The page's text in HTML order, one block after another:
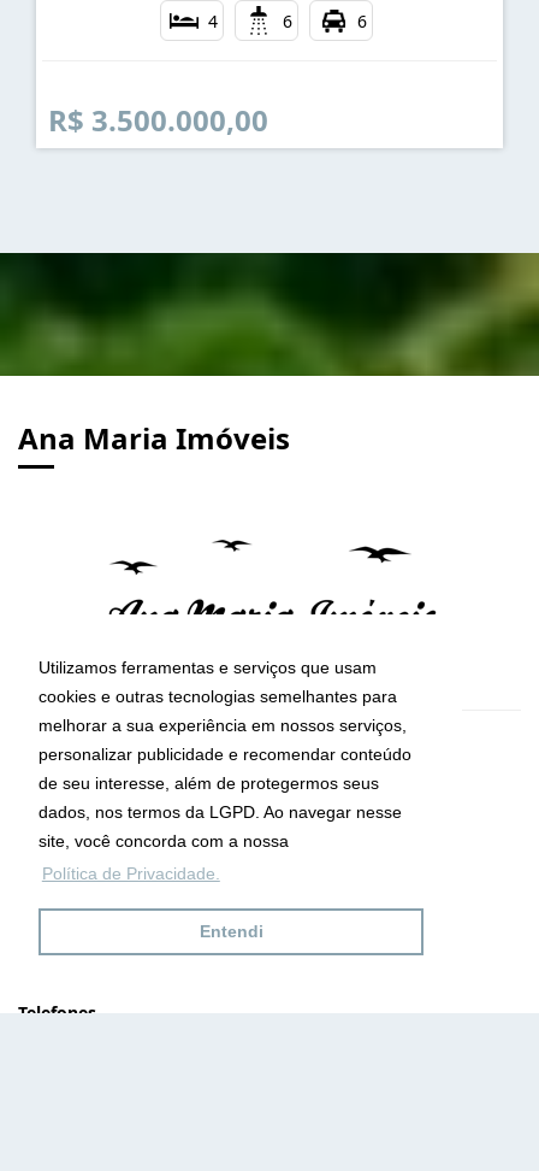
Utilizamos ferramentas e serviços que usam
cookies e outras tecnologias semelhantes para
melhorar a sua experiência em nossos serviços,
personalizar publicidade e recomendar conteúdo
de seu interesse, além de protegermos seus
dados, nos termos da LGPD. Ao navegar nesse
site, você concorda com a nossa
Política de Privacidade.
Entendi
4 6 6
R$ 3.500.000,00
Ana Maria Imóveis
CRECI: 29755-J
Informações de Contato
Ana Maria Imóveis
Av. Maria de Lourdes da Silva Kfouri, Nº7
CEP: 11667-000
Telefones